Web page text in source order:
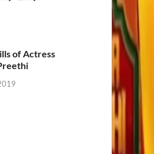
of Actress